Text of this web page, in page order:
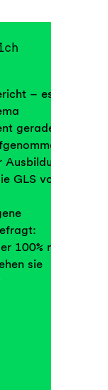
– es
gerade
GLS von
100% mit
sie